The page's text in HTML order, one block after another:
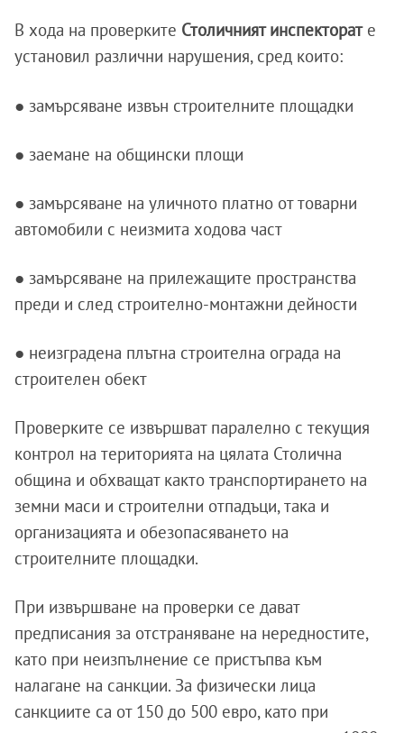
В хода на проверките Столичният инспекторате
установил различни нарушения, сред които:
● замърсяване извън строителните площадки
● заемане на общински площи
● замърсяване на уличното платно от товарни
автомобили с неизмита ходова част
● замърсяване на прилежащите пространства
преди и след строително-монтажни дейности
● неизградена плътна строителна ограда на
строителен обект
Проверките се извършват паралелно с текущия
контрол на територията на цялата Столична
община и обхващат както транспортирането на
земни маси и строителни отпадъци, така и
организацията и обезопасяването на
строителните площадки.
При извършване на проверки се дават
предписания за отстраняване на нередностите,
като при неизпълнение се пристъпва към
налагане на санкции. За физически лица
санкциите са от 150 до 500 евро, като при